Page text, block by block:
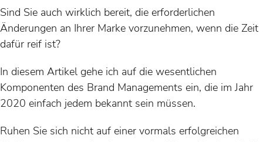
Sind Sie auch wirklich bereit, die erforderlichen
Änderungen an Ihrer Marke vorzunehmen, wenn die Zeit
dafür reif ist?
In diesem Artikel gehe ich auf die wesentlichen
Komponenten des Brand Managements ein, die im Jahr
2020 einfach jedem bekannt sein müssen.
Ruhen Sie sich nicht auf einer vormals erfolgreichen